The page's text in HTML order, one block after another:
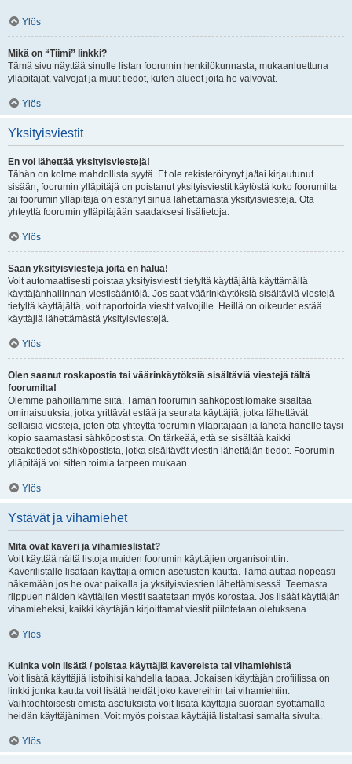
Ylös
Mikä on “Tiimi” linkki?
Tämä sivu näyttää sinulle listan foorumin henkilökunnasta, mukaanluettuna
ylläpitäjät, valvojat ja muut tiedot, kuten alueet joita he valvovat.
Ylös
Yksityisviestit
En voi lähettää yksityisviestejä!
Tähän on kolme mahdollista syytä. Et ole rekisteröitynyt ja/tai kirjautunut
sisään, foorumin ylläpitäjä on poistanut yksityisviestit käytöstä koko foorumilta
tai foorumin ylläpitäjä on estänyt sinua lähettämästä yksityisviestejä. Ota
yhteyttä foorumin ylläpitäjään saadaksesi lisätietoja.
Ylös
Saan yksityisviestejä joita en halua!
Voit automaattisesti poistaa yksityisviestit tietyltä käyttäjältä käyttämällä
käyttäjänhallinnan viestisääntöjä. Jos saat väärinkäytöksiä sisältäviä viestejä
tietyltä käyttäjältä, voit raportoida viestit valvojille. Heillä on oikeudet estää
käyttäjiä lähettämästä yksityisviestejä.
Ylös
Olen saanut roskapostia tai väärinkäytöksiä sisältäviä viestejä tältä
foorumilta!
Olemme pahoillamme siitä. Tämän foorumin sähköpostilomake sisältää
ominaisuuksia, jotka yrittävät estää ja seurata käyttäjiä, jotka lähettävät
sellaisia viestejä, joten ota yhteyttä foorumin ylläpitäjään ja lähetä hänelle täysi
kopio saamastasi sähköpostista. On tärkeää, että se sisältää kaikki
otsaketiedot sähköpostista, jotka sisältävät viestin lähettäjän tiedot. Foorumin
ylläpitäjä voi sitten toimia tarpeen mukaan.
Ylös
Ystävät ja vihamiehet
Mitä ovat kaveri ja vihamieslistat?
Voit käyttää näitä listoja muiden foorumin käyttäjien organisointiin.
Kaverilistalle lisätään käyttäjiä omien asetusten kautta. Tämä auttaa nopeasti
näkemään jos he ovat paikalla ja yksityisviestien lähettämisessä. Teemasta
riippuen näiden käyttäjien viestit saatetaan myös korostaa. Jos lisäät käyttäjän
vihamieheksi, kaikki käyttäjän kirjoittamat viestit piilotetaan oletuksena.
Ylös
Kuinka voin lisätä / poistaa käyttäjiä kavereista tai vihamiehistä
Voit lisätä käyttäjiä listoihisi kahdella tapaa. Jokaisen käyttäjän profiilissa on
linkki jonka kautta voit lisätä heidät joko kavereihin tai vihamiehiin.
Vaihtoehtoisesti omista asetuksista voit lisätä käyttäjiä suoraan syöttämällä
heidän käyttäjänimen. Voit myös poistaa käyttäjiä listaltasi samalta sivulta.
Ylös